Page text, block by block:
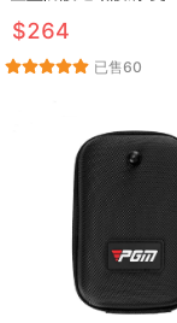
定 肩膀關節拉傷 運
可調整型防護
$264
已售60